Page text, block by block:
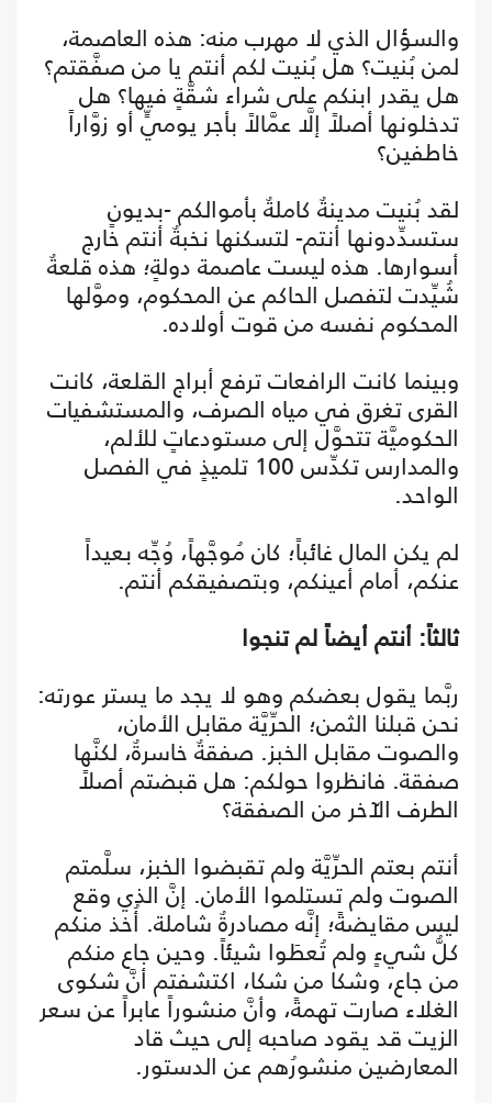
والسؤال الذي لا مهرب منه: هذه العاصمة،
لمن بُنيت؟ هل بُنيت لكم أنتم يا من صفَّقتم؟
هل يقدر ابنكم على شراء شقَّةٍ فيها؟ هل
تدخلونها أصلاً إلَّا عمَّالاً بأجر يوميٍّ أو زوَّاراً
خاطفين؟
لقد بُنيت مدينةٌ كاملةٌ بأموالكم -بديونٍ
ستسدِّدونها أنتم- لتسكنها نخبةٌ أنتم خارج
أسوارها. هذه ليست عاصمة دولةٍ؛ هذه قلعةٌ
شُيِّدت لتفصل الحاكم عن المحكوم، وموَّلها
المحكوم نفسه من قوت أولاده.
وبينما كانت الرافعات ترفع أبراج القلعة، كانت
القرى تغرق في مياه الصرف، والمستشفيات
الحكوميَّة تتحوَّل إلى مستودعاتٍ للألم،
والمدارس تكدِّس 100 تلميذٍ في الفصل
الواحد.
لم يكن المال غائباً؛ كان مُوجَّهاً، وُجِّه بعيداً
عنكم، أمام أعينكم، وبتصفيقكم أنتم.
ثالثاً: أنتم أيضاً لم تنجوا
ربَّما يقول بعضكم وهو لا يجد ما يستر عورته:
نحن قبلنا الثمن؛ الحرِّيَّة مقابل الأمان،
والصوت مقابل الخبز. صفقةٌ خاسرةٌ، لكنَّها
صفقة. فانظروا حولكم: هل قبضتم أصلاً
الطرف الآخر من الصفقة؟
أنتم بعتم الحرِّيَّة ولم تقبضوا الخبز، سلَّمتم
الصوت ولم تستلموا الأمان. إنَّ الذي وقع
ليس مقايضةً؛ إنَّه مصادرةٌ شاملة. أُخذ منكم
كلُّ شيءٍ ولم تُعطَوا شيئاً. وحين جاع منكم
من جاع، وشكا من شكا، اكتشفتم أنَّ شكوى
الغلاء صارت تهمةً، وأنَّ منشوراً عابراً عن سعر
الزيت قد يقود صاحبه إلى حيث قاد
المعارضين منشورُهم عن الدستور.